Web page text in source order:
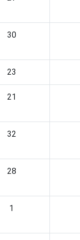
30
23
21
32
28
1